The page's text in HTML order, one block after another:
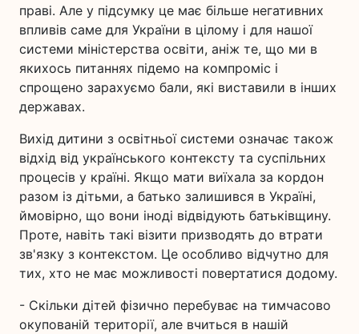
праві. Але у підсумку це має більше негативних
впливів саме для України в цілому і для нашої
системи міністерства освіти, аніж те, що ми в
якихось питаннях підемо на компроміс і
спрощено зарахуємо бали, які виставили в інших
державах.
Вихід дитини з освітньої системи означає також
відхід від українського контексту та суспільних
процесів у країні. Якщо мати виїхала за кордон
разом із дітьми, а батько залишився в Україні,
ймовірно, що вони іноді відвідують батьківщину.
Проте, навіть такі візити призводять до втрати
зв'язку з контекстом. Це особливо відчутно для
тих, хто не має можливості повертатися додому.
- Скільки дітей фізично перебуває на тимчасово
окупованій території, але вчиться в нашій